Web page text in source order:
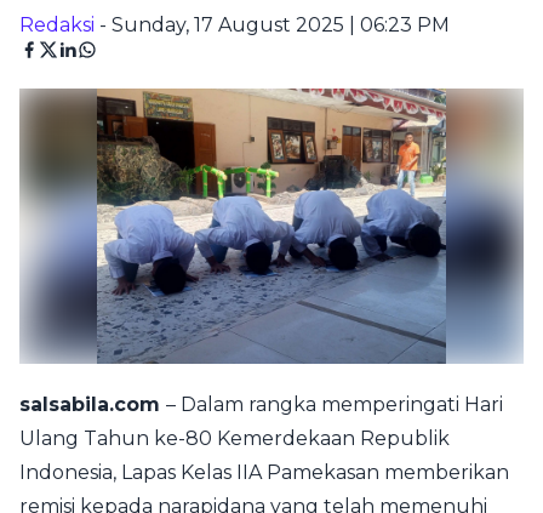
Redaksi - Sunday, 17 August 2025 | 06:23 PM
salsabila.com – Dalam rangka memperingati Hari
Ulang Tahun ke-80 Kemerdekaan Republik
Indonesia, Lapas Kelas IIA Pamekasan memberikan
remisi kepada narapidana yang telah memenuhi